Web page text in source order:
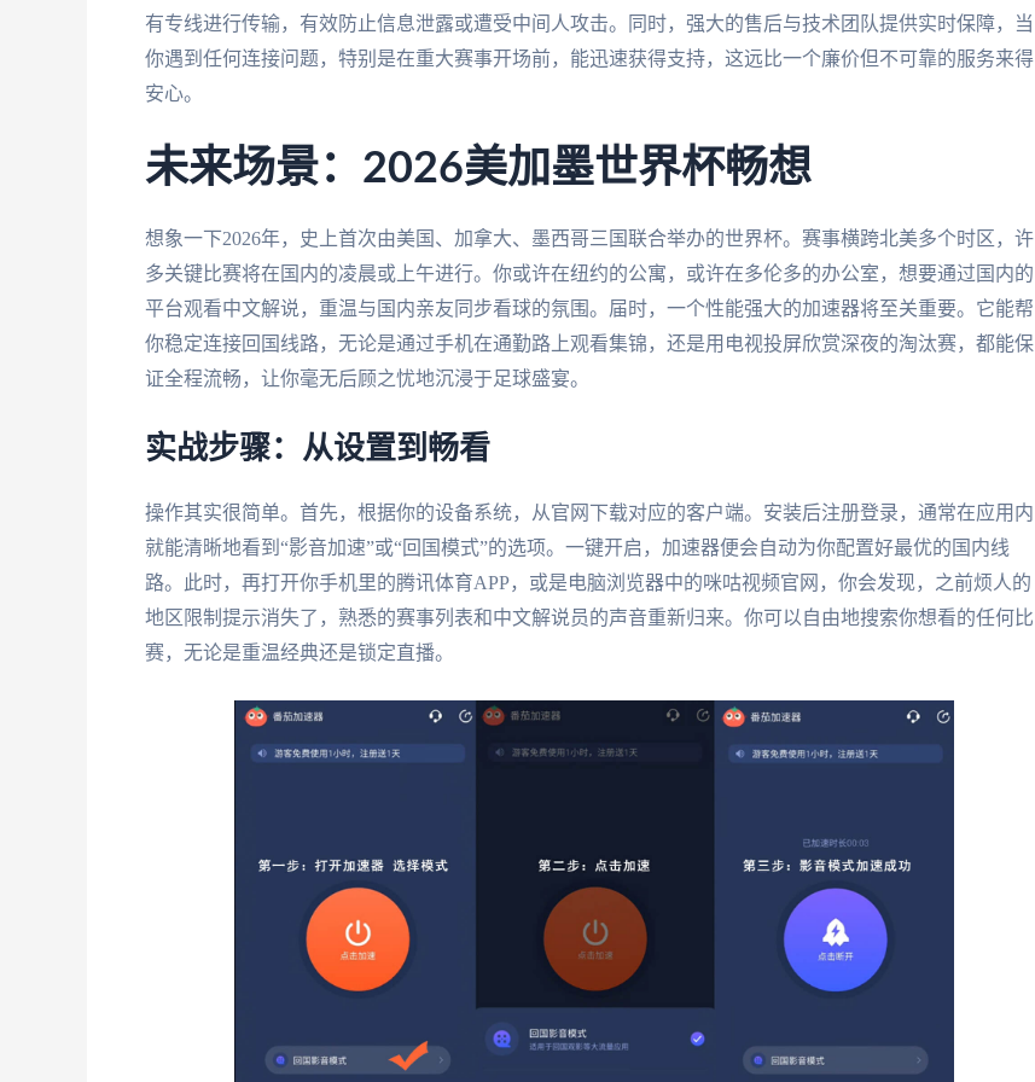
有专线进行传输，有效防止信息泄露或遭受中间人攻击。同时，强大的售后与技术团队提供实时保障，当
你遇到任何连接问题，特别是在重大赛事开场前，能迅速获得支持，这远比一个廉价但不可靠的服务来得
安心。
未来场景：2026美加墨世界杯畅想
想象一下2026年，史上首次由美国、加拿大、墨西哥三国联合举办的世界杯。赛事横跨北美多个时区，许
多关键比赛将在国内的凌晨或上午进行。你或许在纽约的公寓，或许在多伦多的办公室，想要通过国内的
平台观看中文解说，重温与国内亲友同步看球的氛围。届时，一个性能强大的加速器将至关重要。它能帮
你稳定连接回国线路，无论是通过手机在通勤路上观看集锦，还是用电视投屏欣赏深夜的淘汰赛，都能保
证全程流畅，让你毫无后顾之忧地沉浸于足球盛宴。
实战步骤：从设置到畅看
操作其实很简单。首先，根据你的设备系统，从官网下载对应的客户端。安装后注册登录，通常在应用内
就能清晰地看到“影音加速”或“回国模式”的选项。一键开启，加速器便会自动为你配置好最优的国内线
路。此时，再打开你手机里的腾讯体育APP，或是电脑浏览器中的咪咕视频官网，你会发现，之前烦人的
地区限制提示消失了，熟悉的赛事列表和中文解说员的声音重新归来。你可以自由地搜索你想看的任何比
赛，无论是重温经典还是锁定直播。